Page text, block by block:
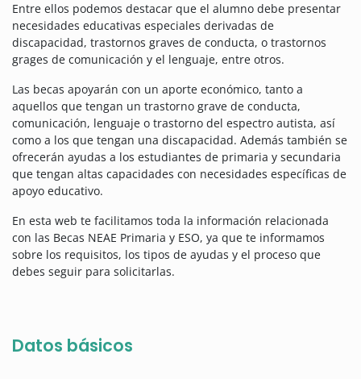
Entre ellos podemos destacar que el alumno debe presentar
necesidades educativas especiales derivadas de
discapacidad, trastornos graves de conducta, o trastornos
grages de comunicación y el lenguaje, entre otros.
Las becas apoyarán con un aporte económico, tanto a
aquellos que tengan un trastorno grave de conducta,
comunicación, lenguaje o trastorno del espectro autista, así
como a los que tengan una discapacidad. Además también se
ofrecerán ayudas a los estudiantes de primaria y secundaria
que tengan altas capacidades con necesidades específicas de
apoyo educativo.
En esta web te facilitamos toda la información relacionada
con las Becas NEAE Primaria y ESO, ya que te informamos
sobre los requisitos, los tipos de ayudas y el proceso que
debes seguir para solicitarlas.
Datos básicos